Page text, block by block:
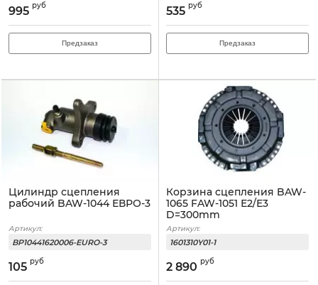
995 руб
Предзаказ
535 руб
Предзаказ
Цилиндр сцепления
рабочий BAW-1044 ЕВРО-3
Артикул:
BP10441620006-EURO-3
105 руб
Корзина сцепления BAW-
1065 FAW-1051 Е2/Е3
D=300mm
Артикул:
1601310Y01-1
2 890 руб